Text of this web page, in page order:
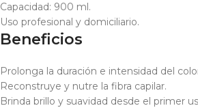
Capacidad: 900 ml.
Uso profesional y domiciliario.
Beneficios
Prolonga la duración e intensidad del
Reconstruye y nutre la fibra capilar.
Brinda brillo y suavidad desde el primer